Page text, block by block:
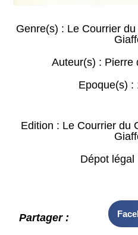
Genre(s) : Le Courrier
Auteur(s) : Pierre
Epoque(s) :
Edition : Le Courrier du
Dépot légal
Partager :